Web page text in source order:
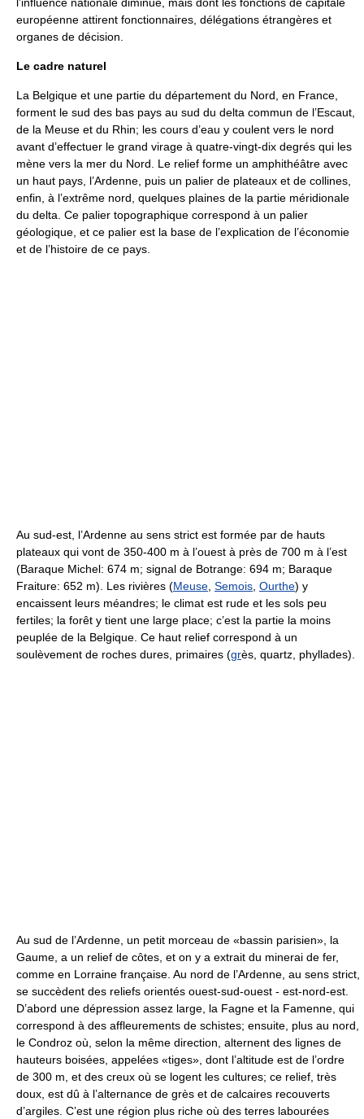
l’influence nationale diminue, mais dont les fonctions de capitale
européenne attirent fonctionnaires, délégations étrangères et
organes de décision.
Le cadre naturel
La Belgique et une partie du département du Nord, en France,
forment le sud des bas pays au sud du delta commun de l’Escaut,
de la Meuse et du Rhin; les cours d’eau y coulent vers le nord
avant d’effectuer le grand virage à quatre-vingt-dix degrés qui les
mène vers la mer du Nord. Le relief forme un amphithéâtre avec
un haut pays, l’Ardenne, puis un palier de plateaux et de collines,
enfin, à l’extrême nord, quelques plaines de la partie méridionale
du delta. Ce palier topographique correspond à un palier
géologique, et ce palier est la base de l’explication de l’économie
et de l’histoire de ce pays.
Au sud-est, l’Ardenne au sens strict est formée par de hauts
plateaux qui vont de 350-400 m à l’ouest à près de 700 m à l’est
(Baraque Michel: 674 m; signal de Botrange: 694 m; Baraque
Fraiture: 652 m). Les rivières (Meuse, Semois, Ourthe) y
encaissent leurs méandres; le climat est rude et les sols peu
fertiles; la forêt y tient une large place; c’est la partie la moins
peuplée de la Belgique. Ce haut relief correspond à un
soulèvement de roches dures, primaires (grès, quartz, phyllades).
Au sud de l’Ardenne, un petit morceau de «bassin parisien», la
Gaume, a un relief de côtes, et on y a extrait du minerai de fer,
comme en Lorraine française. Au nord de l’Ardenne, au sens strict,
se succèdent des reliefs orientés ouest-sud-ouest - est-nord-est.
D’abord une dépression assez large, la Fagne et la Famenne, qui
correspond à des affleurements de schistes; ensuite, plus au nord,
le Condroz où, selon la même direction, alternent des lignes de
hauteurs boisées, appelées «tiges», dont l’altitude est de l’ordre
de 300 m, et des creux où se logent les cultures; ce relief, très
doux, est dû à l’alternance de grès et de calcaires recouverts
d’argiles. C’est une région plus riche où des terres labourées